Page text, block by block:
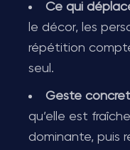
Ce qui
le décor, les
répétition
seul.
Geste
qu’elle est
dominante, puis